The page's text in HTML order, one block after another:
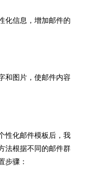
化信息，增加邮件的
和图片，使邮件内容
性化邮件模板后，我
法根据不同的邮件群
步骤：